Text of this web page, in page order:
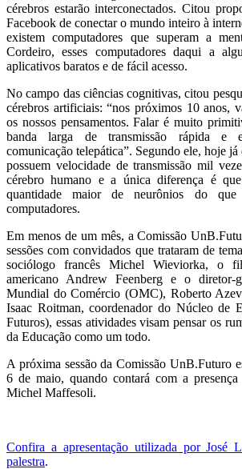
cérebros estarão interconectados. Citou
Facebook de conectar o mundo inteiro à
existem computadores que superam a
Cordeiro, esses computadores daqui a
aplicativos baratos e de fácil acesso.
No campo das ciências cognitivas, citou
cérebros artificiais: “nos próximos 10 anos,
os nossos pensamentos. Falar é muito
banda larga de transmissão rápida e
comunicação telepática”. Segundo ele, hoje
possuem velocidade de transmissão mil
cérebro humano e a única diferença é
quantidade maior de neurônios do que
computadores.
Em menos de um mês, a Comissão
sessões com convidados que trataram de
sociólogo francês Michel Wieviorka, o
americano Andrew Feenberg e o diretor-
Mundial do Comércio (OMC), Roberto
Isaac Roitman, coordenador do Núcleo de
Futuros), essas atividades visam pensar os
da Educação como um todo.
A próxima sessão da Comissão UnB.Futuro
6 de maio, quando contará com a
Michel Maffesoli.
Confira a apresentação utilizada por José
palestra.